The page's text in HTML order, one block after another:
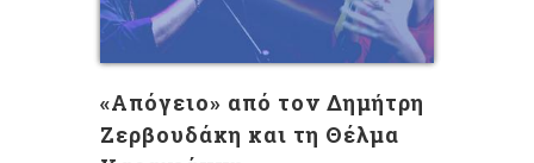
«Απόγειο» από τον Δημήτρη
Ζερβουδάκη και τη Θέλμα